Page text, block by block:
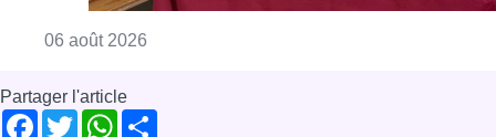
Bruxelles-ville
News
Offres d’emploi